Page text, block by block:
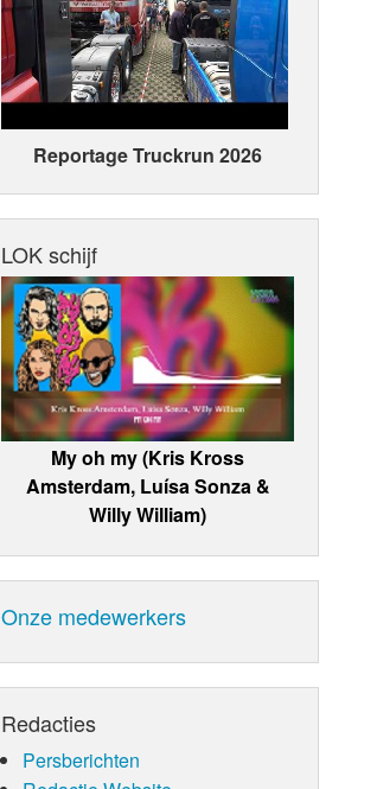
Reportage Truckrun 2026
LOK schijf
My oh my (Kris Kross
Amsterdam, Luísa Sonza &
Willy William)
Onze medewerkers
Redacties
Persberichten